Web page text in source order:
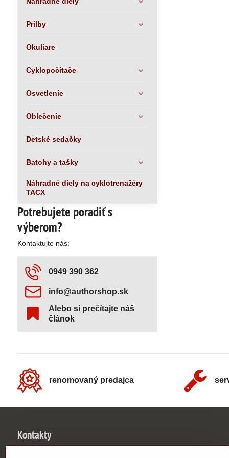
Potrebujete poradiť s
výberom?
Kontaktujte nás:
0949 390 362
info​@authorshop​.sk
Alebo si prečítajte náš
článok
Prilby
Okuliare
Cyklopočítače
Osvetlenie
Oblečenie
Detské sedačky
Batohy a tašky
Náhradné diely na cyklotrenažéry
TACX
renomovaný predajca
Kontakty